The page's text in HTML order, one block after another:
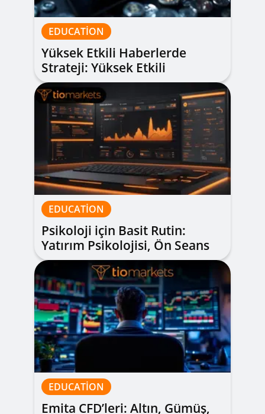
EDUCATION
Yüksek Etkili Haberlerde
Strateji: Yüksek Etkili
Haberler Forex, Slipajdan
Kaçınma ve Senaryo Planlama
EDUCATION
Psikoloji için Basit Rutin:
Yatırım Psikolojisi, Ön Seans
Kontrol Listesi, Hata Defteri
ve Molalar
EDUCATION
Emita CFD’leri: Altın, Gümüş,